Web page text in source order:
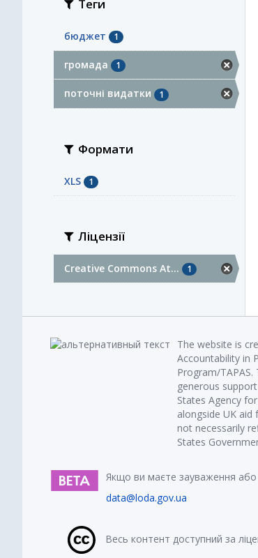
Теги
бюджет 1
громада 1
поточні видатки 1
Формати
XLS 1
Ліцензії
Creative Commons At... 1
The website is
Accountability in
Program/
generous
States Agency
alongside UK
not necessarily
States
Якщо ви маєте зауваження або
data@loda.gov.ua
Весь контент доступний за